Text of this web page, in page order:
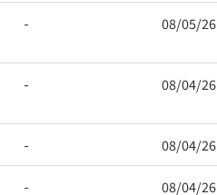
- 08/05/26
- 08/04/26
- 08/04/26
- 08/04/26